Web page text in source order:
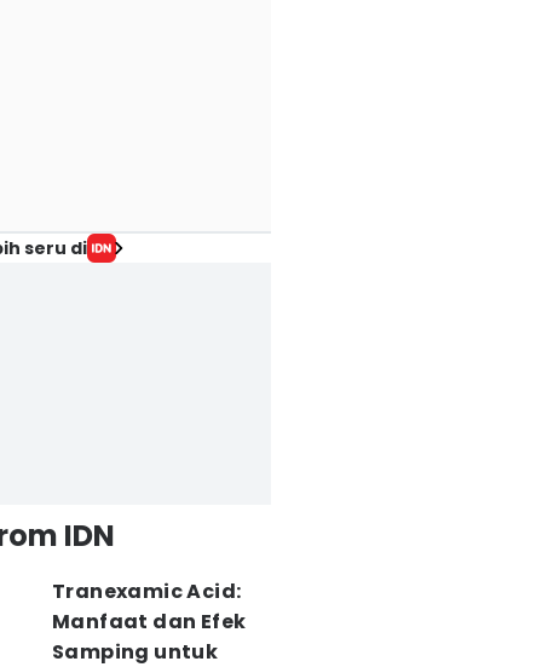
seru di
IDN
Tranexamic Acid:
Manfaat dan Efek
Samping untuk